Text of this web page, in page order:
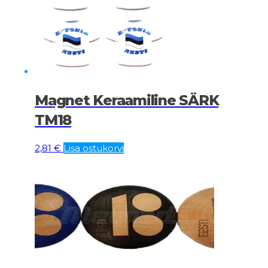
Magnet Keraamiline SÄRK
TM18
2,81 € Lisa ostukorvi